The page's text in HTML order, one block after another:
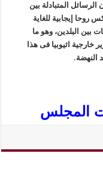
الرسائل المتبادلة بين
روحا إيجابية للغاية
بين البلدين، وهو ما
خارجية اثيوبيا فى هذا
النهضة.
المجلس